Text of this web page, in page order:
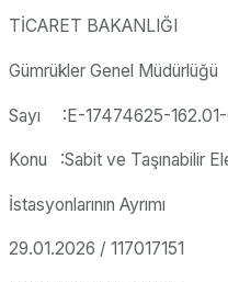
TİCARET BAKANLIĞI
Gümrükler Genel Müdürlüğü
Sayı :E-17474625-162.01-
Konu :Sabit ve Taşınabilir
İstasyonlarının Ayrımı
29.01.2026 / 117017151